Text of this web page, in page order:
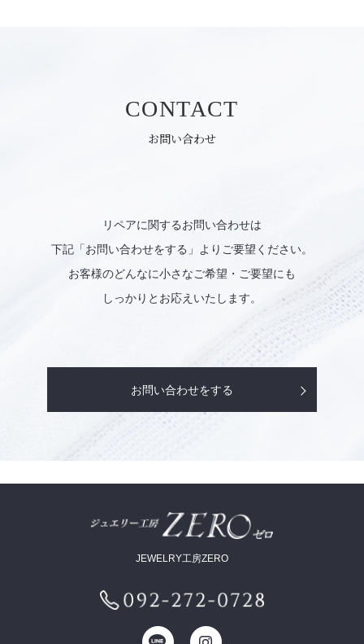
CONTACT
お問い合わせ
リペアに関するお問い合わせは
下記「お問い合わせをする」よりご要望ください。
お客様のどんなに小さなご希望・ご要望にも
しっかりとお応えいたします。
お問い合わせをする
JEWELRY工房ZERO